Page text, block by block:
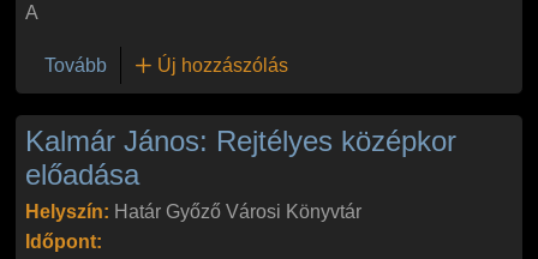
A
Tovább(Arany László előadása: A világ elveszett
Új hozzászólás
Kalmár János: Rejtélyes középkor
előadása
Helyszín: Határ Győző Városi Könyvtár
Időpont: